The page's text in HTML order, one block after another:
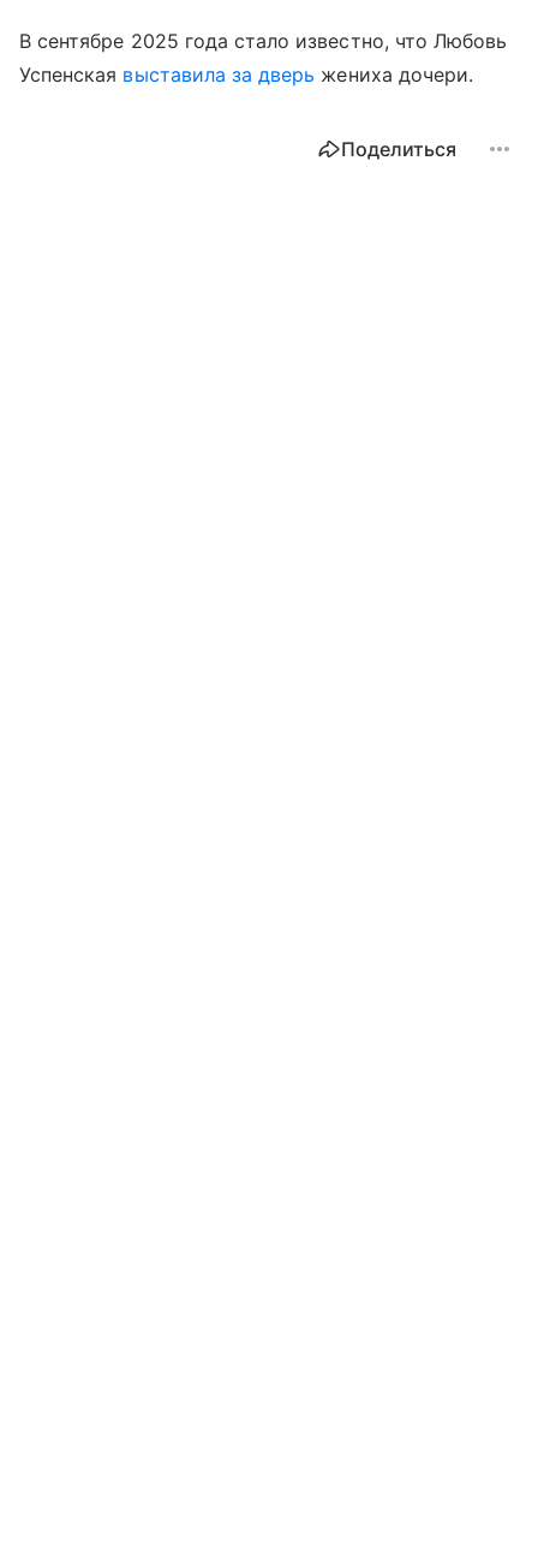
В сентябре 2025 года стало известно, что Любовь
Успенская выставила за дверь жениха дочери.
Поделиться